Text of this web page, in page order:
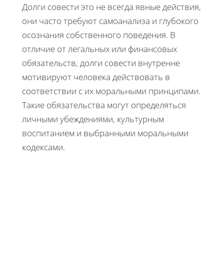
Долги совести это не всегда явные действия,
они часто требуют самоанализа и глубокого
осознания собственного поведения. В
отличие от легальных или финансовых
обязательств, долги совести внутренне
мотивируют человека действовать в
соответствии с их моральными принципами.
Такие обязательства могут определяться
личными убеждениями, культурным
воспитанием и выбранными моральными
кодексами.